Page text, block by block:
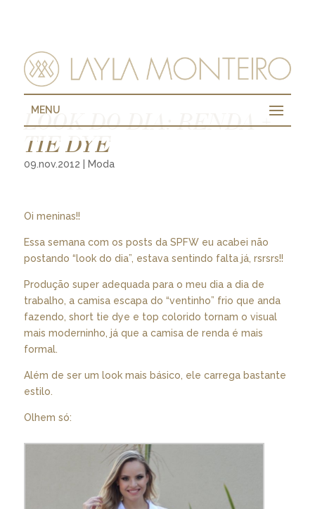
MENU
LOOK DO DIA: RENDA +
TIE DYE
09.nov.2012 Moda
Oi meninas!!
Essa semana com os posts da SPFW eu acabei não
postando “look do dia”, estava sentindo falta já, rsrsrs!!
Produção super adequada para o meu dia a dia de
trabalho, a camisa escapa do “ventinho” frio que anda
fazendo, short tie dye e top colorido tornam o visual
mais moderninho, já que a camisa de renda é mais
formal.
Além de ser um look mais básico, ele carrega bastante
estilo.
Olhem só: